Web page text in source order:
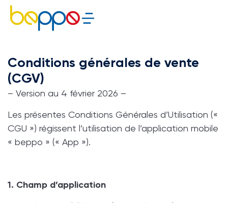
Conditions générales de vente
(CGV)
– Version au 4 février 2026 –
Les présentes Conditions Générales d’Utilisation («
CGU ») régissent l’utilisation de l’application mobile
« beppo » (« App »).
1. Champ d’application